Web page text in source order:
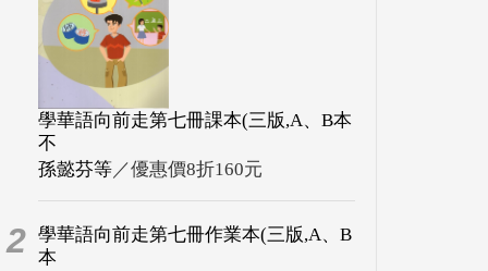
學華語向前走第七冊課本(三版,A、B本
不
孫懿芬等／優惠價8折160元
2 學華語向前走第七冊作業本(三版,A、B
本